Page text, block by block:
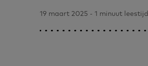
19 maart 2025 - 1 minuut leestijd